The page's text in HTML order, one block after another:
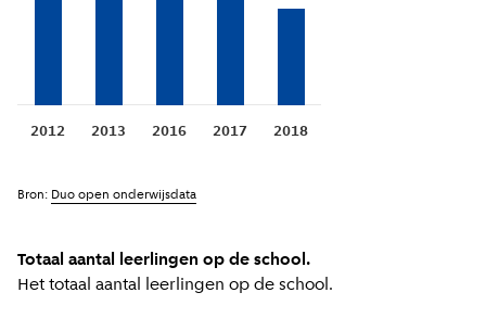
Totaal aantal leerlingen op de school.
Het totaal aantal leerlingen op de school.
2012 2013 2016 2017 2018
Bron: Duo open onderwijsdata